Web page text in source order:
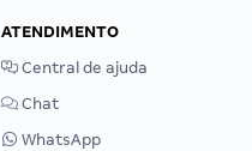
ATENDIMENTO
Central de ajuda
Chat
WhatsApp